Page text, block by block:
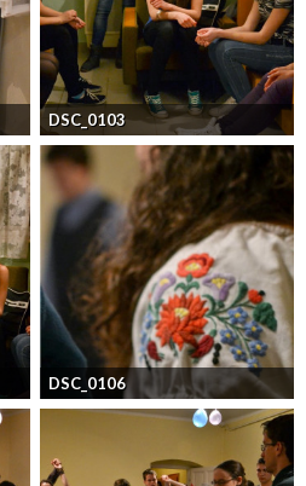
DSC_0103
DSC_0106